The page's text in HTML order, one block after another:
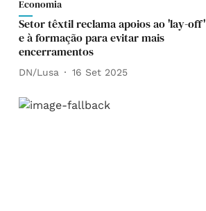
Economia
Setor têxtil reclama apoios ao 'lay-off'
e à formação para evitar mais
encerramentos
DN/Lusa 16 Set 2025